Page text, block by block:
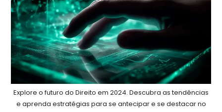
Explore o futuro do Direito em 2024. Descubra as tendências
e aprenda estratégias para se antecipar e se destacar no